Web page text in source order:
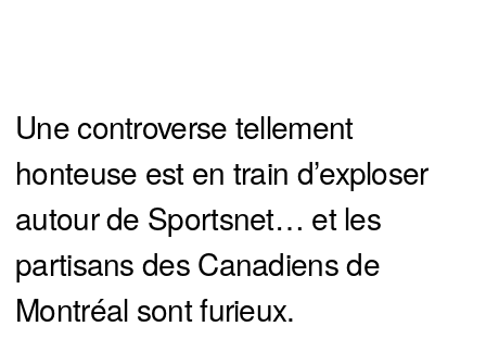
Une controverse tellement
honteuse est en train d’exploser
autour de Sportsnet… et les
partisans des Canadiens de
Montréal sont furieux.